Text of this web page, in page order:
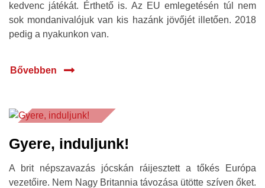
kedvenc játékát. Érthető is. Az EU emlegetésén túl nem
sok mondanivalójuk van kis hazánk jövőjét illetően. 2018
pedig a nyakunkon van.
Bővebben
30 jún.
2016
Gyere, induljunk!
A brit népszavazás jócskán ráijesztett a tőkés Európa
vezetőire. Nem Nagy Britannia távozása ütötte szíven őket.